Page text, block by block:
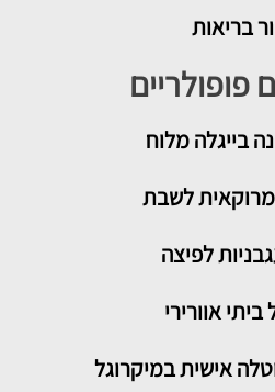
בריאות
פופולריים
בייגלה מלוח
לשבת
לפיצה
אוורירי
אישית במיקרוגל